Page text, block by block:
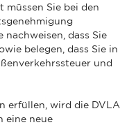
müssen Sie bei den
nachweisen, dass Sie
belegen, dass Sie in
und
erfüllen, wird die DVLA
eine neue